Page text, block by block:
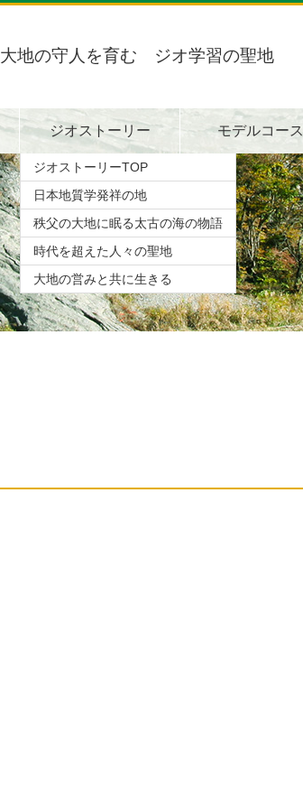
大地の守人を育む ジオ学習の聖地
ジオストーリー
ジオストーリーTOP
日本地質学発祥の地
秩父の大地に眠る太古の海の物語
時代を超えた人々の聖地
大地の営みと共に生きる
モデルコース